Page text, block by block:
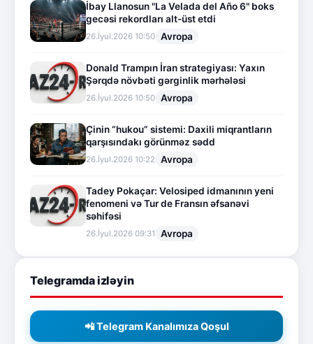
İbay Llanosun "La Velada del Año 6" boks
gecəsi rekordları alt-üst etdi
26.İyul.2026 10:50 Avropa
Donald Trampın İran strategiyası: Yaxın
Şərqdə növbəti gərginlik mərhələsi
26.İyul.2026 10:50 Avropa
Çinin “hukou” sistemi: Daxili miqrantların
qarşısındakı görünməz sədd
26.İyul.2026 10:22 Avropa
Tadey Pokaçar: Velosiped idmanının yeni
fenomeni və Tur de Fransın əfsanəvi
səhifəsi
26.İyul.2026 09:31 Avropa
Telegramda izləyin
📲 Telegram Kanalımıza Qoşul